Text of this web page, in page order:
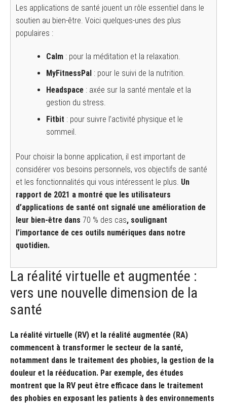
Les applications de santé jouent un rôle essentiel dans le
soutien au bien-être. Voici quelques-unes des plus
populaires :
Calm : pour la méditation et la relaxation.
MyFitnessPal : pour le suivi de la nutrition.
Headspace : axée sur la santé mentale et la
gestion du stress.
Fitbit : pour suivre l’activité physique et le
sommeil.
Pour choisir la bonne application, il est important de
considérer vos besoins personnels, vos objectifs de santé
et les fonctionnalités qui vous intéressent le plus. Un
rapport de 2021 a montré que les utilisateurs
d’applications de santé ont signalé une amélioration de
leur bien-être dans 70 % des cas, soulignant
l’importance de ces outils numériques dans notre
quotidien.
La réalité virtuelle et augmentée :
vers une nouvelle dimension de la
santé
La réalité virtuelle (RV) et la réalité augmentée (RA)
commencent à transformer le secteur de la santé,
notamment dans le traitement des phobies, la gestion de la
douleur et la rééducation. Par exemple, des études
montrent que la RV peut être efficace dans le traitement
des phobies en exposant les patients à des environnements